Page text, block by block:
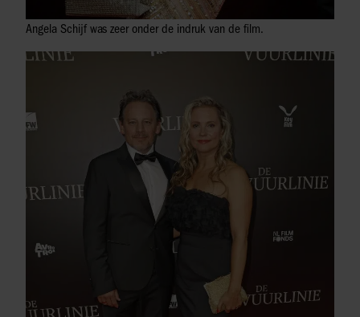
Angela Schijf was zeer onder de indruk van de film.